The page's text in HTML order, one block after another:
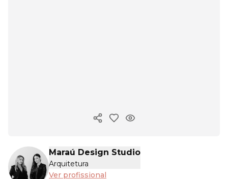
Copiar link
Maraú Design Studio
Arquitetura
Ver profissional